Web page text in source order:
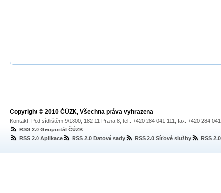
Copyright © 2010 ČÚZK, Všechna práva vyhrazena
Kontakt: Pod sídlištěm 9/1800, 182 11 Praha 8, tel.: +420 284 041 111, fax: +420 284
RSS 2.0 Geoportál ČÚZK
RSS 2.0 Aplikace
RSS 2.0 Datové sady RSS 2.0 Síťové služby RSS